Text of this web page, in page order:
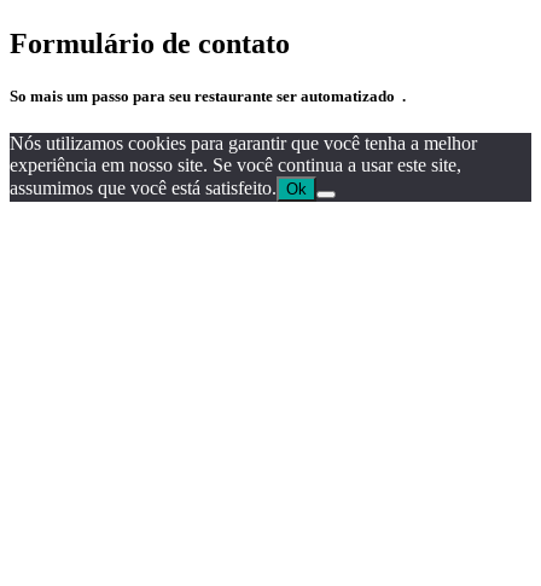
Formulário de contato
So mais um passo para seu restaurante ser automatizado .
Nós utilizamos cookies para garantir que você tenha a melhor
experiência em nosso site. Se você continua a usar este site,
assumimos que você está satisfeito. Ok